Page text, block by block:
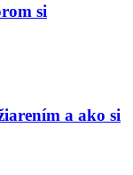
si
a ako si